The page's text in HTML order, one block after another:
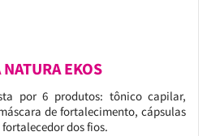
NATURA EKOS
por 6 produtos: tônico capilar,
de fortalecimento, cápsulas
dos fios.